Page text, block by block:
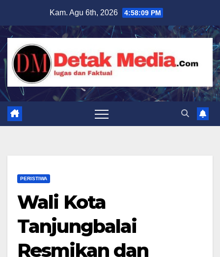
content
Kam. Agu 6th, 2026 4:58:11 PM
PERISTIWA
Wali Kota
Tanjungbalai
Resmikan dan